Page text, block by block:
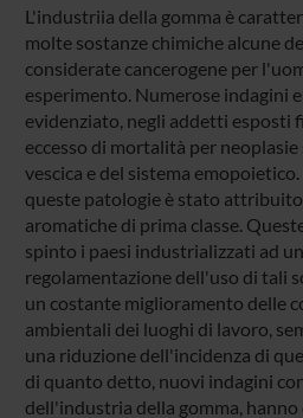
L'industriia della gomma è
molte sostanze chimiche alcune
considerate cancerogene per
esperimento. Numerose indagini
evidenziato, negli addetti esposti
eccesso di mortalità per
vescica e del sistema
queste patologie è stato
aromatiche di prima classe.
spinto i paesi industrializzati ad
regolamentazione dell'uso di tali
un costante miglioramento delle
ambientali dei luoghi di lavoro,
una riduzione dell'incidenza di
di quanto detto, nuovi indagini
dell'industria della gomma,